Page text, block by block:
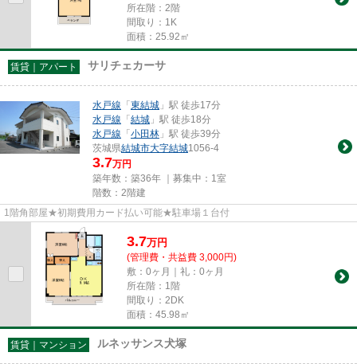
所在階：2階
間取り：1K
面積：25.92㎡
賃貸｜アパート サリチェカーサ
水戸線 「東結城 」駅 徒歩17分
水戸線 「結城 」駅 徒歩18分
水戸線 「小田林 」駅 徒歩39分
茨城県結城市大字結城1056-4
3.7万円
築年数：築36年 ｜募集中： 1室
階数：2階建
1階角部屋★初期費用カード払い可能★駐車場１台付
3.7万円
(管理費・共益費 3,000円)
敷：0ヶ月｜礼：0ヶ月
所在階：1階
間取り：2DK
面積：45.98㎡
賃貸｜マンション ルネッサンス犬塚